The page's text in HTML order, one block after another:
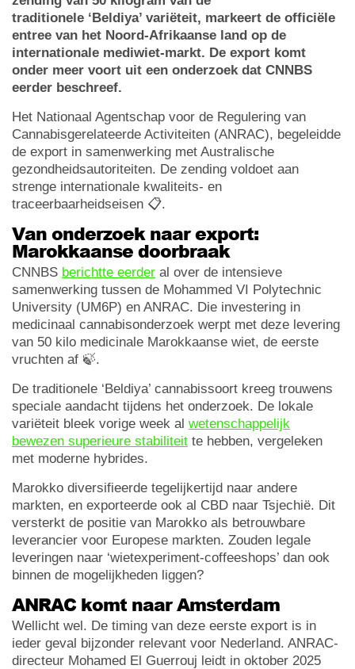
traditionele ‘Beldiya’ variëteit, markeert de officiële
entree van het Noord-Afrikaanse land op de
internationale mediwiet-markt. De export komt
onder meer voort uit een onderzoek dat CNNBS
eerder beschreef.
Het Nationaal Agentschap voor de Regulering van
Cannabisgerelateerde Activiteiten (ANRAC), begeleidde
de export in samenwerking met Australische
gezondheidsautoriteiten. De zending voldoet aan
strenge internationale kwaliteits- en
traceerbaarheidseisen 📋.
Van onderzoek naar export:
Marokkaanse doorbraak
CNNBS berichtte eerder al over de intensieve
samenwerking tussen de Mohammed VI Polytechnic
University (UM6P) en ANRAC. Die investering in
medicinaal cannabisonderzoek werpt met deze levering
van 50 kilo medicinale Marokkaanse wiet, de eerste
vruchten af 🍃.
De traditionele ‘Beldiya’ cannabissoort kreeg trouwens
speciale aandacht tijdens het onderzoek. De lokale
variëteit bleek vorige week al wetenschappelijk
bewezen superieure stabiliteit te hebben, vergeleken
met moderne hybrides.
Marokko diversifieerde tegelijkertijd naar andere
markten, en exporteerde ook al CBD naar Tsjechië. Dit
versterkt de positie van Marokko als betrouwbare
leverancier voor Europese markten. Zouden legale
leveringen naar ‘wietexperiment-coffeeshops’ dan ook
binnen de mogelijkheden liggen?
ANRAC komt naar Amsterdam
Wellicht wel. De timing van deze eerste export is in
ieder geval bijzonder relevant voor Nederland. ANRAC-
directeur Mohamed El Guerrouj leidt in oktober 2025